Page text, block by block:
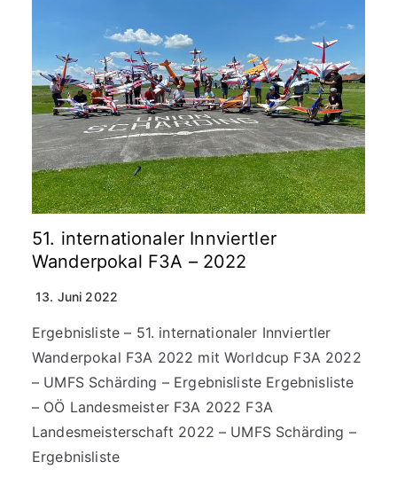
51. internationaler Innviertler
Wanderpokal F3A – 2022
13. Juni 2022
Ergebnisliste – 51. internationaler Innviertler
Wanderpokal F3A 2022 mit Worldcup F3A 2022
– UMFS Schärding – Ergebnisliste Ergebnisliste
– OÖ Landesmeister F3A 2022 F3A
Landesmeisterschaft 2022 – UMFS Schärding –
Ergebnisliste